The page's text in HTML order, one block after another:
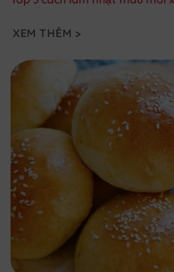
XEM THÊM >